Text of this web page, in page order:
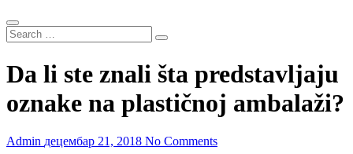
Da li ste znali šta predstavljaju
oznake na plastičnoj ambalaži?
Admin децембар 21, 2018 No Comments